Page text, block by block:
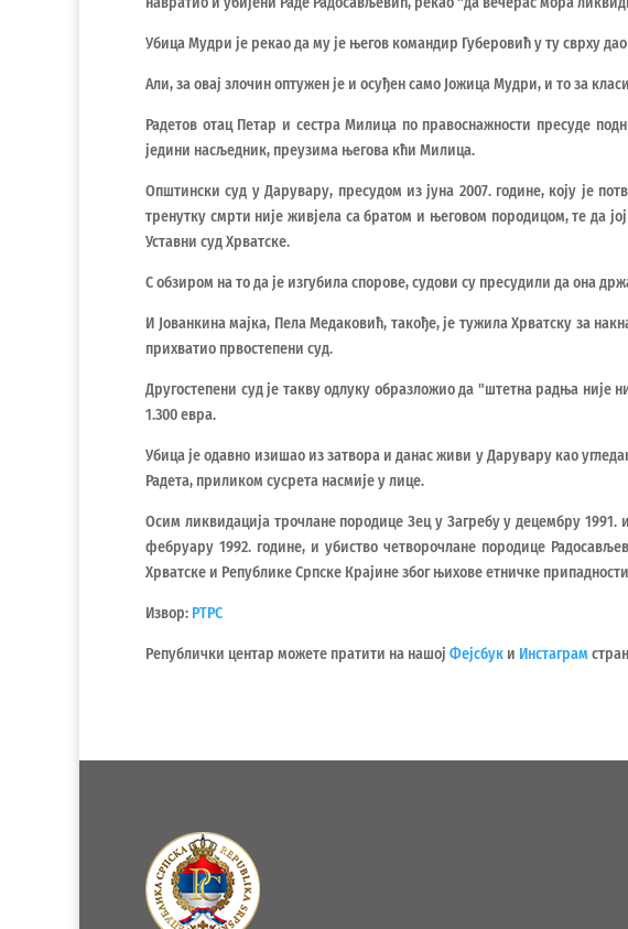
Убица Мудри је рекао да му је његов командир Губеровић у ту сврху
Али, за овај злочин оптужен је и осуђен само Јожица Мудри, и то за
Радетов отац Петар и сестра Милица по правоснажности пресуде
једини насљедник, преузима његова кћи Милица.
Општински суд у Дарувару, пресудом из јуна 2007. године, коју је
тренутку смрти није живјела са братом и његовом породицом, те да
Уставни суд Хрватске.
С обзиром на то да је изгубила спорове, судови су пресудили да она
И Јованкина мајка, Пела Медаковић, такође, је тужила Хрватску за
прихватио првостепени суд.
Другостепени суд је такву одлуку образложио да "штетна радња
1.300 евра.
Убица је одавно изишао из затвора и данас живи у Дарувару као
Радета, приликом сусрета насмије у лице.
Осим ликвидација трочлане породице Зец у Загребу у децембру
фебруару 1992. године, и убиство четворочлане породице
Хрватске и Републике Српске Крајине због њихове етничке
Извор: РТРС
Републички центар можете пратити на нашој Фејсбук и Инстаграм